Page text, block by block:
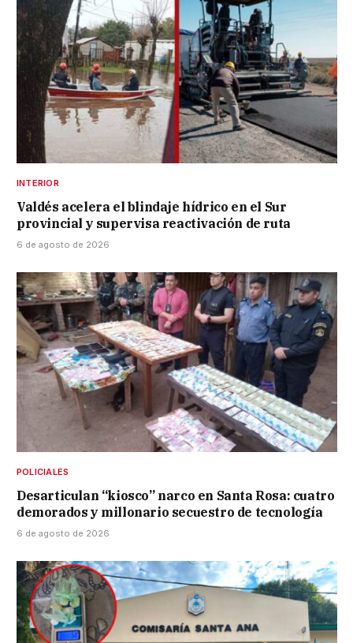
INTERIOR
Valdés acelera el blindaje hídrico en el Sur
provincial y supervisa reactivación de ruta
6 de agosto de 2026
POLICIALES
Desarticulan “kiosco” narco en Santa Rosa: cuatro
demorados y millonario secuestro de tecnología
6 de agosto de 2026